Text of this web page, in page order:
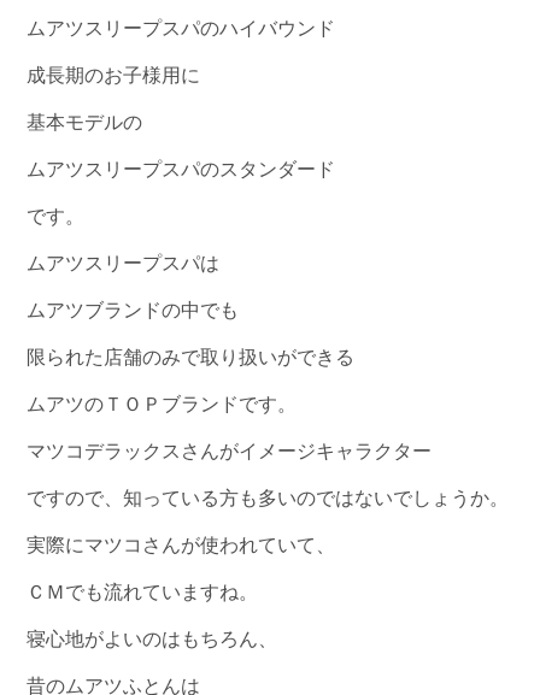
ムアツスリープスパのハイバウンド
成長期のお子様用に
基本モデルの
ムアツスリープスパのスタンダード
です。
ムアツスリープスパは
ムアツブランドの中でも
限られた店舗のみで取り扱いができる
ムアツのＴＯＰブランドです。
マツコデラックスさんがイメージキャラクター
ですので、知っている方も多いのではないでしょうか。
実際にマツコさんが使われていて、
ＣＭでも流れていますね。
寝心地がよいのはもちろん、
昔のムアツふとんは